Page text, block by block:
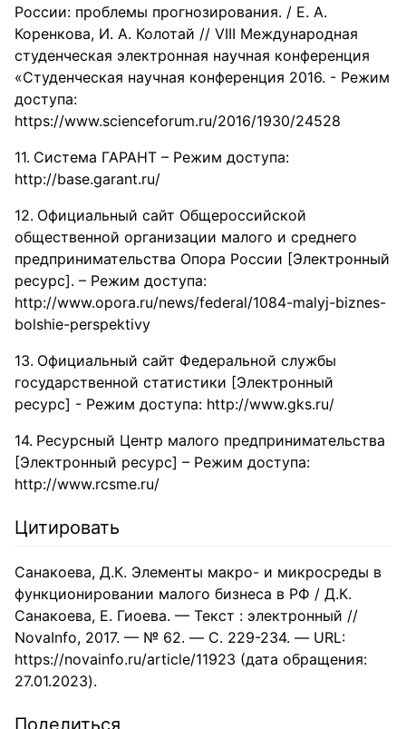
России: проблемы прогнозирования. / Е. А.
Коренкова, И. А. Колотай // VIII Международная
студенческая электронная научная конференция
«Студенческая научная конференция 2016. - Режим
доступа:
https://www.scienceforum.ru/2016/1930/24528
Система ГАРАНТ – Режим доступа:
http://base.garant.ru/
Официальный сайт Общероссийской
общественной организации малого и среднего
предпринимательства Опора России [Электронный
ресурс]. – Режим доступа:
http://www.opora.ru/news/federal/1084-malyj-biznes-
bolshie-perspektivy
Официальный сайт Федеральной службы
государственной статистики [Электронный
ресурс] - Режим доступа: http://www.gks.ru/
Ресурсный Центр малого предпринимательства
[Электронный ресурс] – Режим доступа:
http://www.rcsme.ru/
Цитировать
Санакоева, Д.К. Элементы макро- и микросреды в
функционировании малого бизнеса в РФ / Д.К.
Санакоева, Е. Гиоева. — Текст : электронный //
NovaInfo, 2017. — № 62. — С. 229-234. — URL:
https://novainfo.ru/article/11923 (дата обращения:
27.01.2023).
Поделиться